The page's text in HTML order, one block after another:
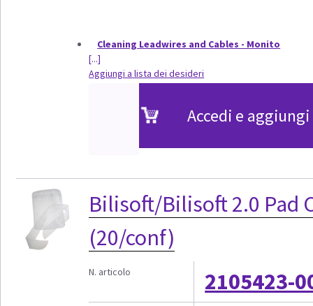
Cleaning Leadwires and Cables - Monito
[...]
Aggiungi a lista dei desideri
Accedi e
Bilisoft/Bilisoft 2.0 Pad
(20/conf)
N. articolo
2105423-